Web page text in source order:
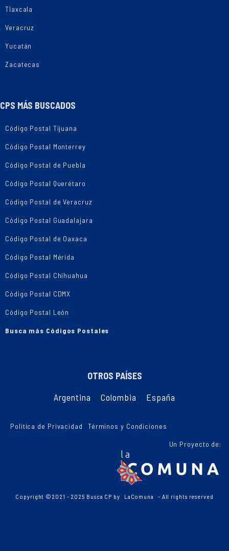
Tlaxcala
Veracruz
Yucatán
Zacatecas
CPS MÁS BUSCADOS
Código Postal Tijuana
Código Postal Monterrey
Código Postal de Puebla
Código Postal Querétaro
Código Postal de Veracruz
Código Postal Guadalajara
Código Postal de Oaxaca
Código Postal Mérida
Código Postal Chihuahua
Código Postal CDMX
Código Postal León
Busca más Códigos Postales
OTROS PAÍSES
Argentina , Colombia , España
Política de Privacidad Términos y Condiciones
Un Proyecto de:
Copyright ©2021 - 2025 Busca CP by LaComuna - All rights reserved